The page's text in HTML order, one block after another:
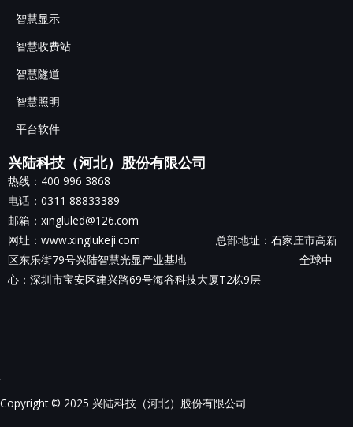
智慧显示
智慧收费站
智慧隧道
智慧照明
平台软件
兴陆科技（河北）股份有限公司
热线：400 996 3868
电话：0311 88833389
邮箱：xingluled@126.com
网址：www.xinglukeji.com 总部地址： 石家庄市高新
区东乐街79号兴陆智慧光显产业基地 全球中
心：深圳市宝安区建兴路69号海谷科技大厦T2栋9层
Copyright © 2025 兴陆科技（河北）股份有限公司